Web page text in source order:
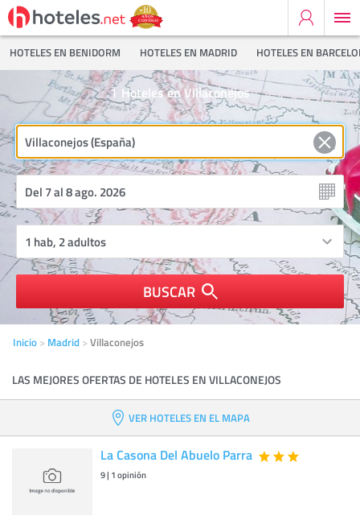
HOTELES EN BENIDORM HOTELES EN MADRID HOTELES EN
Hoteles en Villaconejos
1
BUSCAR
Inicio Madrid Villaconejos
LAS MEJORES OFERTAS DE HOTELES EN VILLACONEJOS
VER HOTELES EN EL MAPA
La Casona Del Abuelo Parra
9| 1opinión